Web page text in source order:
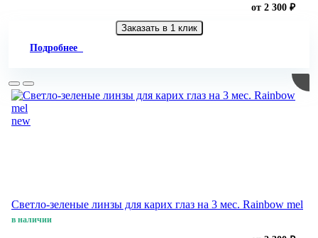
от 2 300 ₽
Заказать в 1 клик
Подробнее
new
Светло-зеленые линзы для карих глаз на 3 мес. Rainbow mel
в наличии